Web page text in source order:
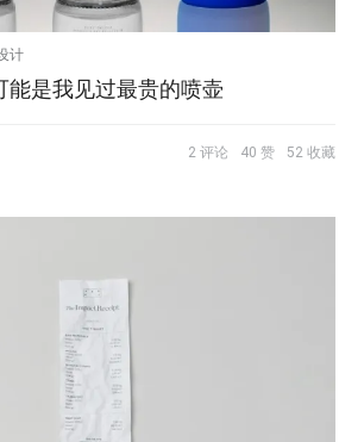
计
能是我见过最贵的喷壶
2 评论 40 赞 52 收藏